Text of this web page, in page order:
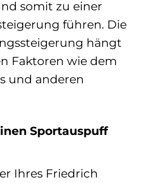
somit zu einer
führen. Die
hängt
Faktoren wie dem
und anderen
Sportauspuff
Ihres Friedrich